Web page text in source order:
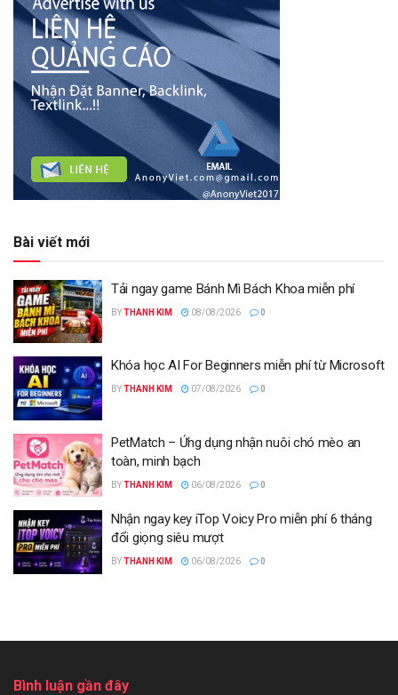
Bài viết mới
Tải ngay game Bánh Mì Bách Khoa miễn phí
BYTHANH KIM 08/08/2026 0
Khóa học AI For Beginners miễn phí từ Microsoft
BYTHANH KIM 07/08/2026 0
PetMatch – Ứng dụng nhận nuôi chó mèo an
toàn, minh bạch
BYTHANH KIM 06/08/2026 0
Nhận ngay key iTop Voicy Pro miễn phí 6 tháng
đổi giọng siêu mượt
BYTHANH KIM 06/08/2026 0
Bình luận gần đây